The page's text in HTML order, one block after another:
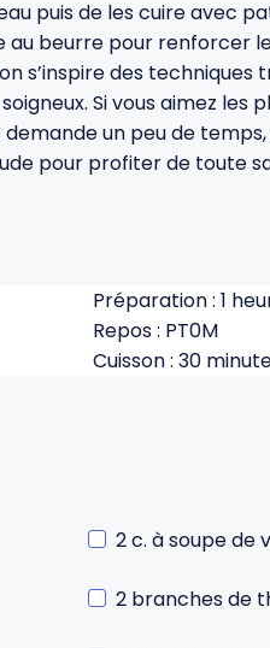
puis de les cuire avec
au beurre pour renforcer
s’inspire des techniques
Si vous aimez les
un peu de
pour profiter de toute
Préparation : 1
Repos : PT0M
Cuisson : 30
2 c. à soupe de
2 branches de